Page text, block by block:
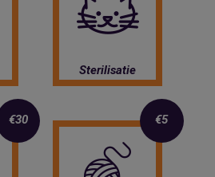
Sterilisatie
€30 €5